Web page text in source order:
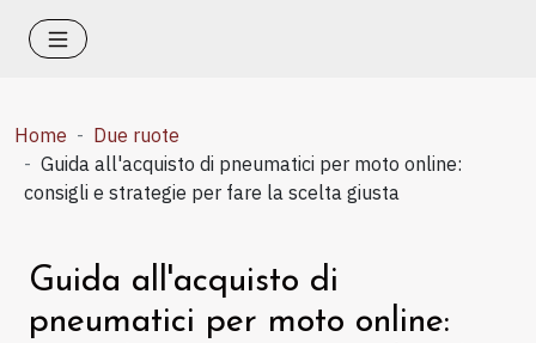
Home
Due ruote
Guida all'acquisto di pneumatici per moto online:
consigli e strategie per fare la scelta giusta
Guida all'acquisto di
pneumatici per moto online: